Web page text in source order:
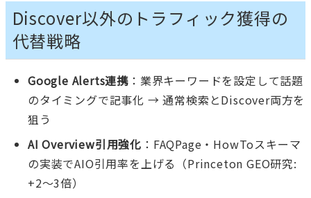
Discover以外のトラフィック獲得の
代替戦略
Google Alerts連携 ：業界キーワードを設定して話題
のタイミングで記事化 → 通常検索とDiscover両方を
狙う
AI Overview引用強化 ：FAQPage・HowToスキーマ
の実装でAIO引用率を上げる（Princeton GEO研究:
+2〜3倍）